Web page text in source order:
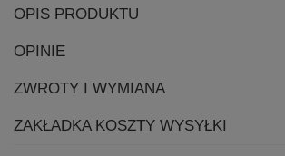
OPIS PRODUKTU
OPINIE
ZWROTY I WYMIANA
ZAKŁADKA KOSZTY WYSYŁKI